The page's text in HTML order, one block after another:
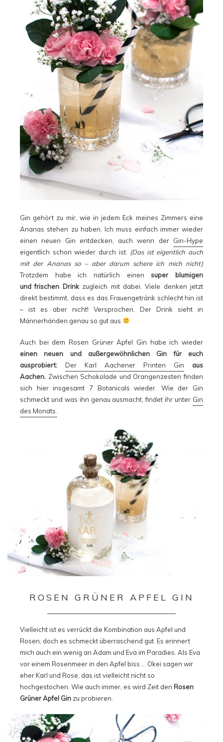
Gin gehört zu mir, wie in jedem Eck meines Zimmers eine
Ananas stehen zu haben. Ich muss einfach immer wieder
einen neuen Gin entdecken, auch wenn der Gin-Hype
eigentlich schon wieder durch ist.
(Das ist eigentlich auch
mit der Ananas so – aber darum schere ich mich nicht)
Trotzdem habe ich natürlich einensuper blumigen
und frischen Drinkzugleich mit dabei. Viele denken jetzt
direkt bestimmt, dass es das Frauengetränk schlecht hin ist
– ist es aber nicht! Versprochen. Der Drink sieht in
Männerhänden genau so gut aus
Auch bei dem Rosen Grüner Apfel Gin habe ich wieder
einen neuen und außergewöhnlichen Gin für euch
ausprobiert: Der Karl Aachener Printen Gin aus
Aachen. Zwischen Schokolade und Orangenzesten finden
sich hier insgesamt 7 Botanicals wieder. Wie der Gin
schmeckt und was ihn genau ausmacht, findet ihr unter Gin
des Monats.
ROSEN GRÜNER APFEL GIN
Vielleicht ist es verrückt die Kombination aus Apfel und
Rosen, doch es schmeckt überraschend gut. Es erinnert
mich auch ein wenig an Adam und Eva im Paradies. Als Eva
vor einem Rosenmeer in den Apfel biss … Okei sagen wir
eher Karl und Rose, das ist vielleicht nicht so
hochgestochen. Wie auch immer, es wird Zeit den Rosen
Grüner Apfel Gin zu probieren.